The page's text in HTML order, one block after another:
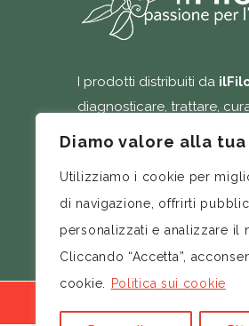
Diamo valore alla
Utilizziamo i cookie per
di navigazione, offrirti
personalizzati e analizzare il
Cliccando “Accetta”,
cookie.
Politica sui cookie
I prodotti distribuiti da
diagnosticare, trattare,
contenute in questo post
essere modificate o
possono costituire la
trattamento.
I prodotti dello shop sono